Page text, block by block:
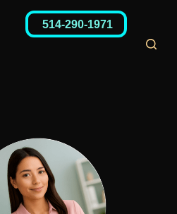
514-290-1971